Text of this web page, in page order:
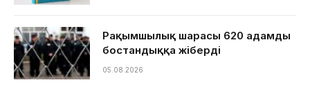
Рақымшылық шарасы 620 адамды
бостандыққа жіберді
05.08.2026